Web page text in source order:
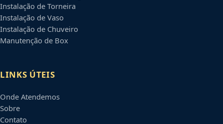
Instalação de Torneira
Instalação de Vaso
Instalação de Chuveiro
Manutenção de Box
LINKS ÚTEIS
Onde Atendemos
Sobre
Contato